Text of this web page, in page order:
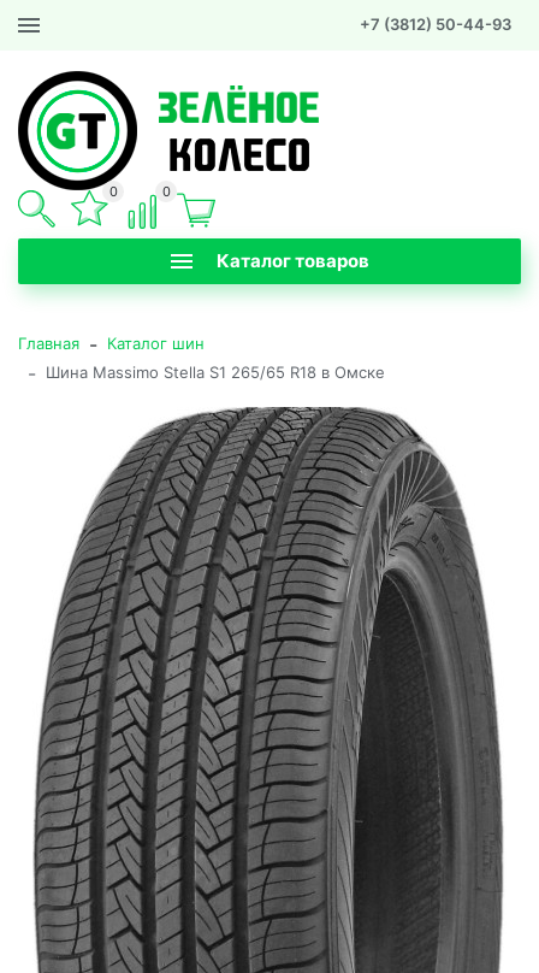
+7 (3812) 50-44-93
Каталог товаров
0 0
Главная - Каталог шин
- Шина Massimo Stella S1 265/65 R18 в Омске